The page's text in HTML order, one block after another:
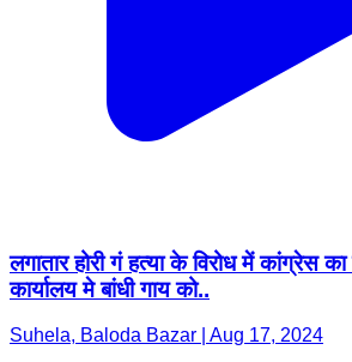
लगातार होरी गं हत्या के विरोध में कांग्रेस
कार्यालय मे बांधी गाय को..
Suhela, Baloda Bazar | Aug 17, 2024